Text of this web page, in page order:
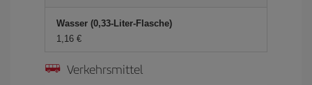
Wasser (0,33-Liter-Flasche)
1,16 €
Verkehrsmittel